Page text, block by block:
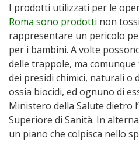
I prodotti utilizzati per le
Roma sono prodotti non
rappresentare un pericolo
per i bambini. A volte
delle trappole, ma
dei presidi chimici, naturali o
ossia biocidi, ed ognuno di
Ministero della Salute dietro
Superiore di Sanità. In
un piano che colpisca nello